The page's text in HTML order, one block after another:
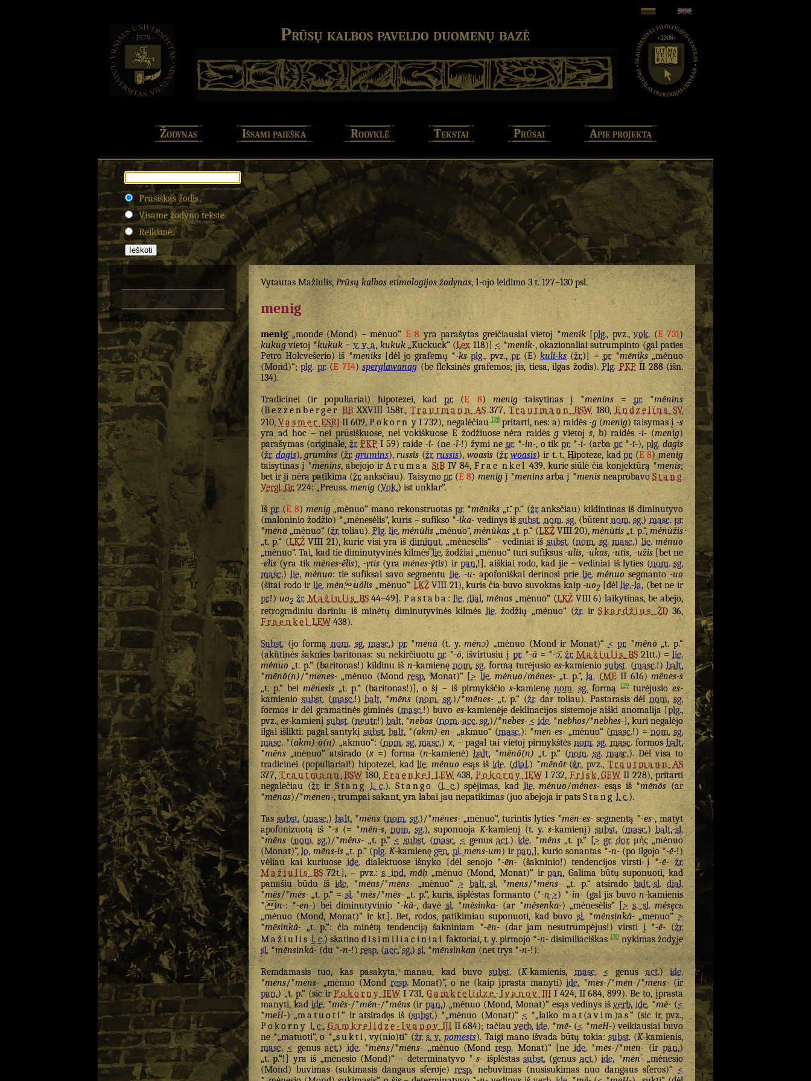
Prūsų kalbos paveldo duomenų bazė
Žodynas Išsami paieška Rodyklė Tekstai Prūsai Apie projektą
Prūsiškas žodis
Visame žodyno tekste
Reikšmė
Vytautas Mažiulis,Prūsų kalbos etimologijos žodynas, 1-ojo leidimo 3 t. 127–130 psl.
menig
menig„monde (Mond) – mėnuo“E 8yra parašytas greičiausiai vietoj *menik[plg., pvz.,vok.(E 731)
kukugvietoj *kukuk=v. v. a. kukuk„Kuckuck“ (Lex118)]<*menik-, okazionaliai sutrumpinto (gal paties
Petro Holcvešerio) iš *meniks[dėl jo grafemų *-ks plg., pvz.,pr.(E)kuli-ks(žr.)] =pr.*mēniks„mėnuo
(Mond)“;plg. pr.(E 714)sperglawanag(be fleksinės grafemos; jis, tiesa, ilgas žodis).Plg. PKPII 288 (išn.
134).
Tradicinei (ir populiariai) hipotezei, kadpr.(E 8) menigtaisytinas į *menins=pr.*mēnins
(Bezzenberger BBXXVIII 158t.,TrautmannAS377,TrautmannBSW180,EndzelīnsSV
210,VasmerESRJII 609,Pokorny I 732), negalėčiau128pritarti, nes: a) raidės-g(menig) taisymas į-s
yra ad hoc – nei prūsiškuose, nei vokiškuose E žodžiuose nėra raidėsgvietojs, b) raidės-i-(menig)
parašymas (originale,žr. PKPI 59) raide-î-(ne-ȋ-!) žymi nepr.*-in-, o tikpr.*-i-(arbapr.*-ī-),plg. dagîs
(žr. dagis),grumîns(žr. grumins),russîs(žr. russis),woasîs(žr. woasis) ir t. t. Hipoteze, kadpr.(E 8)menig
taisytinas į *menins, abejojo irArumaa StBIV 84,Frae nkel439, kurie siūlė čia konjektūrą *menis;
bet ir ji nėra patikima (žr.anksčiau). Taisymopr.(E 8)menigį *meninsarba į *menisneaprobavoStang
Vergl. Gr.224: „Preuss.menig(Vok.) ist unklar“.
Išpr.(E 8)menig„mėnuo“ mano rekonstruotaspr.*mēniks„t. p.“ (žr.anksčiau) kildintinas iš diminutyvo
(maloninio žodžio) *„mėnesėlis“, kuris – sufikso *-ika-vedinys išsubst. nom. sg.(būtentnom. sg.)masc. pr.
*mēnā„mėnuo“ (žr.toliau).Plg. lie. mėnùlis„mėnuo“,mėnùkas„t. p.“ (LKŽVIII 20),mėnùtis„t. p.“,mėnùžis
„t. p.“ (LKŽVIII 21), kurie visi yra išdiminut.„mėnesėlis“ – vediniai išsubst.(nom. sg. masc.)lie. mė́nuo
„mėnuo“. Tai, kad tie diminutyvinės kilmėslie.žodžiai „mėnuo“ turi sufiksus-ulis,-ukas,-utis,-užis[bet ne
-elis(yra tikmėnes-ė̃lis),-ytis(yramėnes-ýtis) irpan.!], aiškiai rodo, kad jie – vediniai iš lyties (nom. sg.
masc.)lie. mė́nuo: tie sufiksai savo segmentulie. -u-apofoniškai derinosi prielie. mė́nuosegmanto-uo
(šitai rodo irlie. mėnuõlis„mėnuo“LKŽVIII 21), kuris čia buvo suvoktas kaip-uo2[dėllie.-la.(bet ne ir
pr.!)uo2 žr. MažiulisBS44–49].Pastaba:lie. dial. mė́nas„mėnuo“ (LKŽVIII 6) laikytinas, be abejo,
retrogradiniu dariniu iš minėtų diminutyvinės kilmėslie.žodžių „mėnuo“ (žr.irSkardžiusŽD36,
FraenkelLEW438).
Subst.(jo formąnom. sg. masc.)pr.*mēnā(t. y.mēnɔ̄) „mėnuo (Mond ir Monat)“< pr.*mḗnō„t. p.“
(akūtinės šaknies baritonas: su nekirčiuotupr.*-ō, išvirtusiu įpr.*-ā= *-ɔ̄,žr. MažiulisBS21tt.) =lie.
mė́nuo„t. p.“ (baritonas!) kildinu išn-kamienęnom. sg.formą turėjusioes-kamieniosubst.(masc.!)balt.
*mēnō(n)/*menes-„mėnuo (Mondresp.Monat)“ [> lie. mė́nuo/mė́nes-„t. p.“,la.(MEII 616)mẽnes-s
„t. p.“ beimẽnesis„t. p.“ (baritonas!)], o šį – iš pirmykščios-kamienęnom. sg.formą129turėjusioes-
kamieniosubst.(masc.!)balt.*mēns(nom. sg.)/*mēnes-„t. p.“ (žr.dar toliau). Pastarasis dėlnom. sg.
formos ir dėl gramatinės giminės (masc.!) buvo es-kamienėje deklinacijos sistemoje aiški anomalija [plg.,
pvz.,es-kamienįsubst.(neutr.!)balt.*nebas(nom.-acc. sg.)/*nebes- < ide.*nebhos/*nebhes-], kuri negalėjo
ilgai išlikti: pagal santykįsubst. balt.*(akm)-en-„akmuo“ (masc.): *mēn-es-„mėnuo“ (masc.!) =nom. sg.
masc.*(akm)-ō(n)„akmuo“: (nom. sg. masc.)x, – pagal tai vietoj pirmykštėsnom. sg. masc.formosbalt.
*mēns„mėnuo“ atsirado (x=) forma (n-kamienė)balt.*mēnō(n)„t. p.“ (nom. sg. masc.). Dėl visa to
tradicinei (populiariai!) hipotezei, kadlie. mė́nuoesąs išide.(dial.) *mēnōt(žr., pvz.,TrautmannAS
377,TrautmannBSW180,FraenkelLEW438,PokornyIEWI 732,FriskGEWII 228), pritarti
negalėčiau (žr.irStang l. c.).Stango(l. c.) spėjimas, kadlie. mė́nuo/mė́nes-esąs iš *mēnōs(ar
*mēnas)/*mēnen-, trumpai sakant, yra labai jau nepatikimas (juo abejoja ir patsStang l. c.).
Tassubst.(masc.)balt.*mēns(nom. sg.)/*mēnes-„mėnuo“, turintis lyties *mēn-es-segmentą *-es-, matyt
apofonizuotą iš *-s (= *mēn-s,nom. sg.), suponuojaK-kamienį (t. y.s-kamienį)subst.(masc.)balt.-sl.
*mēns(nom. sg.)/*mēns-„t. p.“< subst.(masc. <genusact.)ide.*mēns„t. p.“ [> gr. dor. μής„mėnuo
(Monat)“,lo. mēns-is„t. p.“ (plg. K-kamienęgen. pl. mens-um) irpan.], kurio sonantas *-n-(po ilgojo *-ē-!)
vėliau kai kuriuoseide.dialektuose išnyko [dėl senojo *-ēn-(šakninio!) tendencijos virsti į *-ē- žr.
MažiulisBS72t.], – pvz.:s. ind. mā́ḥ„mėnuo (Mond, Monat)“ irpan.Galima būtų suponuoti, kad
panašiu būdu išide.*mēns/*mēns-„mėnuo“> balt.-sl.*mēns/*mēns-„t. p.“ atsiradobalt.-sl. dial.
*mēs/*mēs-„t. p.“ =sl.*mēs/*mēs-„t. p.“, kuris, išplėstas formanto (*-n̥->) *-in-(gal jis buvon-kamienis
* in-: *-en-) bei diminutyvinio *-kă-, davėsl.*mēsinka-(ar *mēsenka-) „mėnesėlis“ [> s. sl. měsęcь
„mėnuo (Mond, Monat)“ ir kt.]. Bet, rodos, patikimiau suponuoti, kad buvosl.*mēnsinkă-„mėnuo“>
*mēsinkă-„t. p.“: čia minėtą tendenciją šakniniam *-ēn-(dar jam nesutrumpėjus!) virsti į *-ē-(žr.
Mažiulis l. c.) skatinodisimiliaciniaifaktoriai, t. y. pirmojo *-n-disimiliaciškas130nykimas žodyje
sl.*mēnsinkă-(du *-n-!)resp.(acc. sg.)sl.*mēnsinkan(net trys *-n-!).
Remdamasis tuo, kas pasakyta, manau, kad buvosubst.(K-kamienis,masc. <genusact.)ide.
*mēns/*mēns-„mėnuo (Mondresp.Monat)“, o ne (kaip įprasta manyti)ide.*mēs-/*mēn-/*mēns-(ir
pan.) „t. p.“ (sic irPokornyIEWI 731,Gamkrelidze-IvanovIJII 424, II 684, 899). Be to, įprasta
manyti, kadide.*mēs-/*mēn-/*mēns(irpan.) „mėnuo (Mond, Monat)“ esąs vedinys išverb. ide.*mē-(<
*meH-) „matuoti“ ir atsiradęs iš (subst.) *„mėnuo (Monat)“ <*„laikomat(avim)as“ (sic ir, pvz.,
Pokorny l. c.,Gamkrelidze-IvanovIJIII 684); tačiauverb. ide.*mē-(<*meH-) veikiausiai buvo
ne *„matuoti“, o *„sukti, vy(nio)ti“ (žr. s. v. pomests). Taigi mano išvada būtų tokia:subst.(K-kamienis,
masc. <genusact.)ide.*mēns/*mēns-„mėnuo (Mondresp. Monat)“ [neide.*mēs-/*mēn-(irpan.)
„t. p.“!] yra iš „mėnesio (Mond)“ – determinatyvo *-s-išplėstassubst.(genusact.)ide.*mēn-„mėnesio
(Mond) buvimas (sukimasis dangaus sferoje)resp.nebuvimas (nusisukimas nuo dangaus sferos)“<